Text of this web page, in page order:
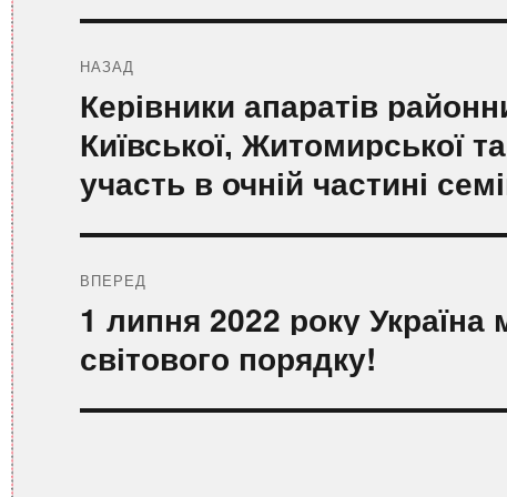
записів
НАЗАД
Попередній
запис:
Керівники апаратів
Київської, Житомирської
участь в очній частині
ВПЕРЕД
Наступний
запис:
1 липня 2022 року
світового порядку!